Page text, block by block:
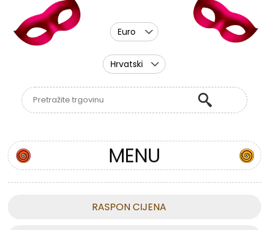
Euro
Hrvatski
MENU
RASPON CIJENA